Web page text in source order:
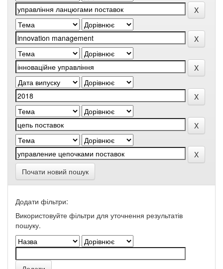
Почати новий пошук
Додати фільтри:
Використовуйте фільтри для уточнення результатів
пошуку.